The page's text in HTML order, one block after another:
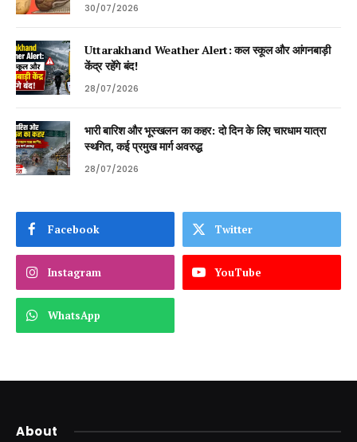
30/07/2026
Uttarakhand Weather Alert: कल स्कूल और आंगनबाड़ी
केंद्र रहेंगे बंद!
28/07/2026
भारी बारिश और भूस्खलन का कहर: दो दिन के लिए चारधाम यात्रा
स्थगित, कई प्रमुख मार्ग अवरुद्ध
28/07/2026
Facebook Twitter
Instagram YouTube
WhatsApp
About